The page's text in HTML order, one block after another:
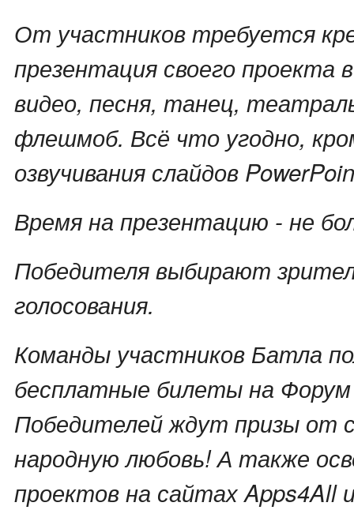
От участников требуется
презентация своего проекта
видео, песня, танец,
флешмоб. Всё что угодно,
озвучивания слайдов
Время на презентацию - не
Победителя выбирают
голосования.
Команды участников Батла
бесплатные билеты на
Победителей ждут призы от
народную любовь! А также
проектов на сайтах